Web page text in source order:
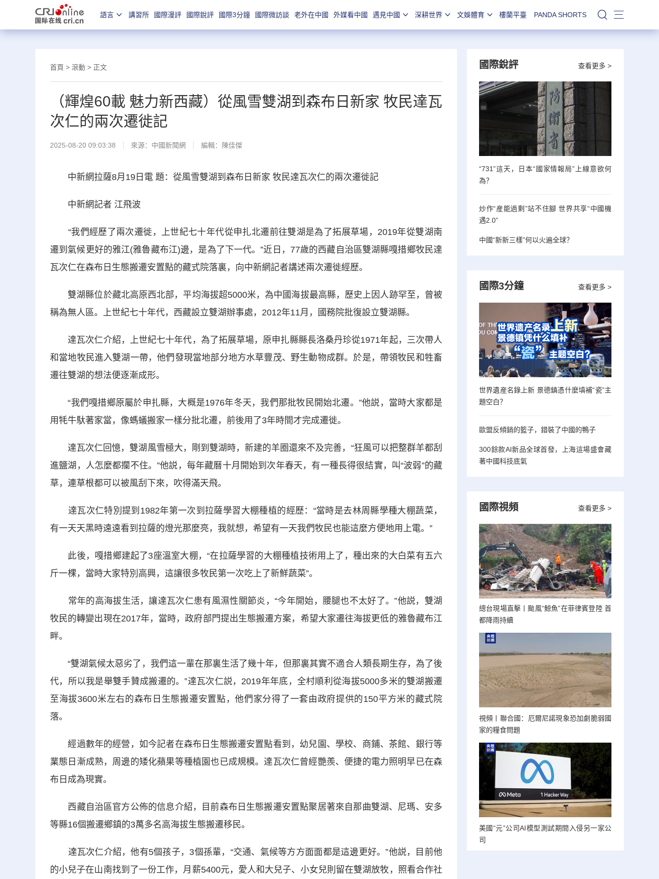
語言 講習所 國際漫評 國際銳評 國際3分鐘 國際微訪談 老外在中國 外媒看中國 遇見中國 深耕世界 文娛體育 樓蘭平臺 PANDA SHORTS 站內搜索
首頁 > 滾動 > 正文
（輝煌60載 魅力新西藏）從風雪雙湖到森布日新家 牧民達瓦
次仁的兩次遷徙記
2025-08-20 09:03:38 來源： 中國新聞網 編輯：陳佳傑
中新網拉薩8月19日電 題：從風雪雙湖到森布日新家 牧民達瓦次仁的兩次遷徙記
中新網記者 江飛波
“我們經歷了兩次遷徙，上世紀七十年代從申扎北遷前往雙湖是為了拓展草場，2019年從雙湖南
遷到氣候更好的雅江(雅魯藏布江)邊，是為了下一代。”近日，77歲的西藏自治區雙湖縣嘎措鄉牧民達
瓦次仁在森布日生態搬遷安置點的藏式院落裏，向中新網記者講述兩次遷徙經歷。
雙湖縣位於藏北高原西北部，平均海拔超5000米，為中國海拔最高縣，歷史上因人跡罕至，曾被
稱為無人區。上世紀七十年代，西藏設立雙湖辦事處，2012年11月，國務院批復設立雙湖縣。
達瓦次仁介紹，上世紀七十年代，為了拓展草場，原申扎縣縣長洛桑丹珍從1971年起，三次帶人
和當地牧民進入雙湖一帶，他們發現當地部分地方水草豐茂、野生動物成群。於是，帶領牧民和牲畜
遷往雙湖的想法便逐漸成形。
“我們嘎措鄉原屬於申扎縣，大概是1976年冬天，我們那批牧民開始北遷。”他説，當時大家都是
用牦牛馱著家當，像螞蟻搬家一樣分批北遷，前後用了3年時間才完成遷徙。
達瓦次仁回憶，雙湖風雪極大，剛到雙湖時，新建的羊圈還來不及完善，“狂風可以把整群羊都刮
進鹽湖，人怎麼都攔不住。”他説，每年藏曆十月開始到次年春天，有一種長得很結實，叫“波弱”的藏
草，連草根都可以被風刮下來，吹得滿天飛。
達瓦次仁特別提到1982年第一次到拉薩學習大棚種植的經歷：“當時是去林周縣學種大棚蔬菜，
有一天天黑時遠遠看到拉薩的燈光那麼亮，我就想，希望有一天我們牧民也能這麼方便地用上電。”
此後，嘎措鄉建起了3座溫室大棚，“在拉薩學習的大棚種植技術用上了，種出來的大白菜有五六
斤一棵，當時大家特別高興，這讓很多牧民第一次吃上了新鮮蔬菜”。
常年的高海拔生活，讓達瓦次仁患有風濕性關節炎，“今年開始，腰腿也不太好了。”他説，雙湖
牧民的轉變出現在2017年，當時，政府部門提出生態搬遷方案，希望大家遷往海拔更低的雅魯藏布江
畔。
“雙湖氣候太惡劣了，我們這一輩在那裏生活了幾十年，但那裏其實不適合人類長期生存，為了後
代，所以我是舉雙手贊成搬遷的。”達瓦次仁説，2019年年底，全村順利從海拔5000多米的雙湖搬遷
至海拔3600米左右的森布日生態搬遷安置點，他們家分得了一套由政府提供的150平方米的藏式院
落。
經過數年的經營，如今記者在森布日生態搬遷安置點看到，幼兒園、學校、商鋪、茶館、銀行等
業態日漸成熟，周邊的矮化蘋果等種植園也已成規模。達瓦次仁曾經艷羨、便捷的電力照明早已在森
布日成為現實。
西藏自治區官方公佈的信息介紹，目前森布日生態搬遷安置點聚居著來自那曲雙湖、尼瑪、安多
等縣16個搬遷鄉鎮的3萬多名高海拔生態搬遷移民。
達瓦次仁介紹，他有5個孩子，3個孫輩，“交通、氣候等方方面面都是這邊更好。”他説，目前他
的小兒子在山南找到了一份工作，月薪5400元，愛人和大兒子、小女兒則留在雙湖放牧，照看合作社
查看更多 >
國際銳評
“731”這天，日本“國家情報局”上線意欲何
為？
炒作“産能過剩”站不住腳 世界共享“中國機
遇2.0”
中國“新新三樣”何以火遍全球？
查看更多 >
國際3分鐘
世界遺産名錄上新 景德鎮憑什麼填補“瓷”主
題空白？
歐盟反傾銷的籃子，錯裝了中國的鴨子
300餘款AI新品全球首發，上海這場盛會藏
著中國科技底氣
查看更多 >
國際視頻
總台現場直擊丨颱風“鯨魚”在菲律賓登陸 首
都降雨持續
視頻丨聯合國：厄爾尼諾現象恐加劇脆弱國
家的糧食問題
美國“元”公司AI模型測試期間入侵另一家公
司